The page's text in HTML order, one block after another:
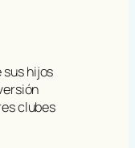
sus hijos
clubes